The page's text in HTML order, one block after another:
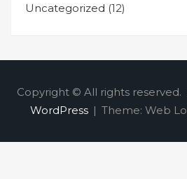
Uncategorized (12)
Copyright © All rights reserved.
WordPress | Theme: Web